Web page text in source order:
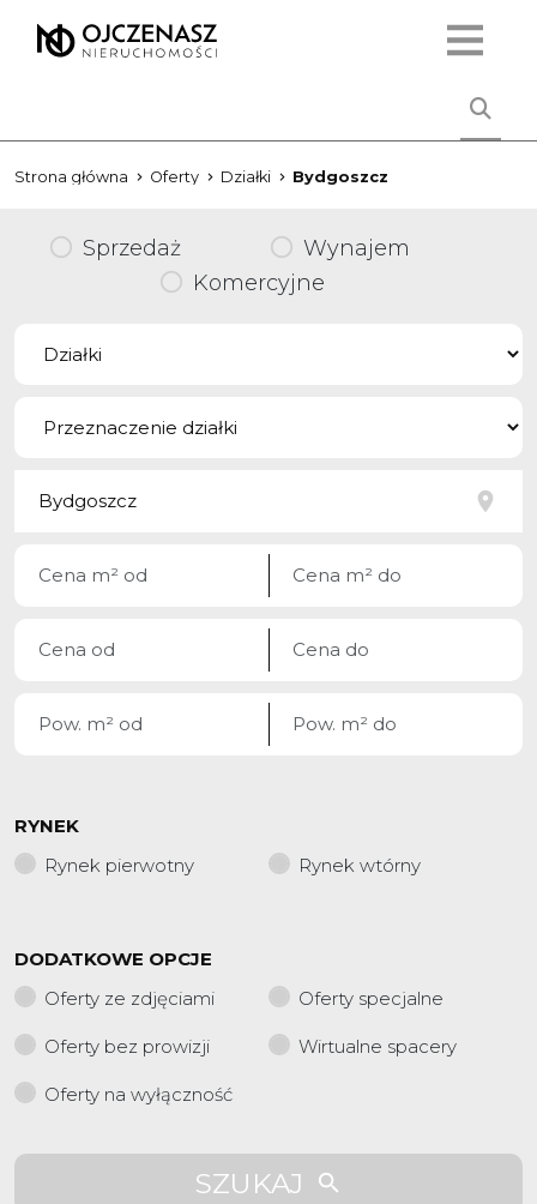
Strona główna Oferty Działki Bydgoszcz
Sprzedaż
Wynajem
Komercyjne
RYNEK
Rynek pierwotny
Rynek wtórny
DODATKOWE OPCJE
Oferty ze zdjęciami
Oferty specjalne
Oferty bez prowizji Wirtualne spacery
Oferty na wyłączność
SZUKAJ